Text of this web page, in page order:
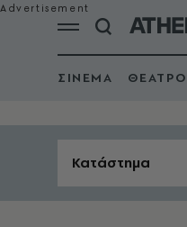
ΣΙΝΕΜΑ ΘΕΑΤΡΟ
Κατάστημα